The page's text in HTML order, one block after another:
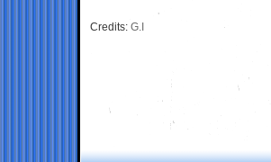
Credits: G.I